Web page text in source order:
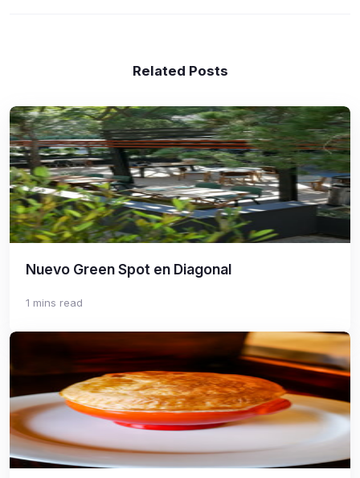
Related Posts
Nuevo Green Spot en Diagonal
1 mins read